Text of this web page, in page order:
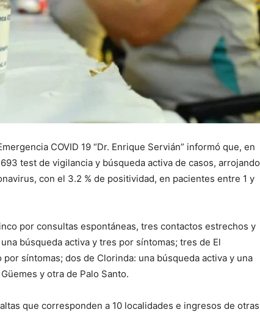
Verdad
es
COVID 19 “Dr. Enrique Servián” informó que, en
test de vigilancia y búsqueda activa de casos, arrojando
con el 3.2 % de positividad, en pacientes entre 1 y
por consultas espontáneas, tres contactos estrechos y
búsqueda activa y tres por síntomas; tres de El
síntomas; dos de Clorinda: una búsqueda activa y una
y otra de Palo Santo.
que corresponden a 10 localidades e ingresos de otras